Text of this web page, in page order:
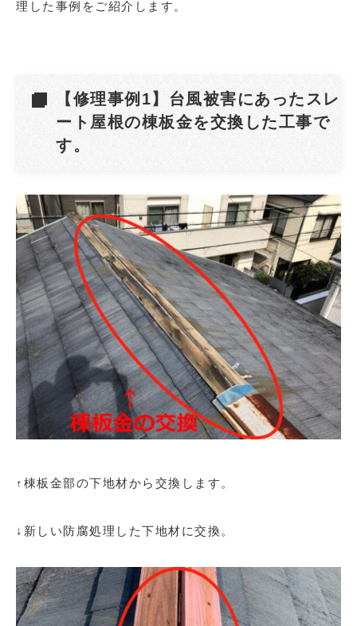
理した事例をご紹介します。
【修理事例1】台風被害にあったスレ
ート屋根の棟板金を交換した工事で
す。
↑棟板金部の下地材から交換します。
↓新しい防腐処理した下地材に交換。